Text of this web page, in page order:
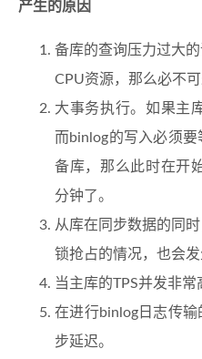
产生的原因
备库的查询压力过大
CPU资源，那么必不
大事务执行。如果主
而binlog的写入必须
备库，那么此时在开
分钟了。
从库在同步数据的同
锁抢占的情况，也会发
当主库的TPS并发非常
在进行binlog日志传输
步延迟。